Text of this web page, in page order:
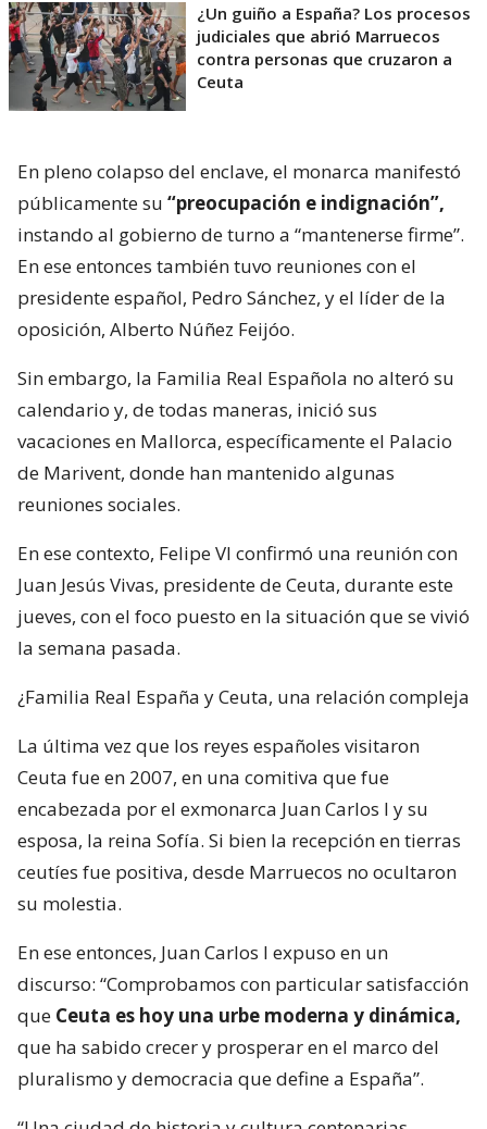
¿Un guiño a España? Los procesos
judiciales que abrió Marruecos
contra personas que cruzaron a
Ceuta
En pleno colapso del enclave, el monarca manifestó
públicamente su “preocupación e indignación”,
instando al gobierno de turno a “mantenerse firme”.
En ese entonces también tuvo reuniones con el
presidente español, Pedro Sánchez, y el líder de la
oposición, Alberto Núñez Feijóo.
Sin embargo, la Familia Real Española no alteró su
calendario y, de todas maneras, inició sus
vacaciones en Mallorca, específicamente el Palacio
de Marivent, donde han mantenido algunas
reuniones sociales.
En ese contexto, Felipe VI confirmó una reunión con
Juan Jesús Vivas, presidente de Ceuta, durante este
jueves, con el foco puesto en la situación que se vivió
la semana pasada.
¿Familia Real España y Ceuta, una relación compleja
La última vez que los reyes españoles visitaron
Ceuta fue en 2007, en una comitiva que fue
encabezada por el exmonarca Juan Carlos I y su
esposa, la reina Sofía. Si bien la recepción en tierras
ceutíes fue positiva, desde Marruecos no ocultaron
su molestia.
En ese entonces, Juan Carlos I expuso en un
discurso: “Comprobamos con particular satisfacción
que Ceuta es hoy una urbe moderna y dinámica,
que ha sabido crecer y prosperar en el marco del
pluralismo y democracia que define a España”.